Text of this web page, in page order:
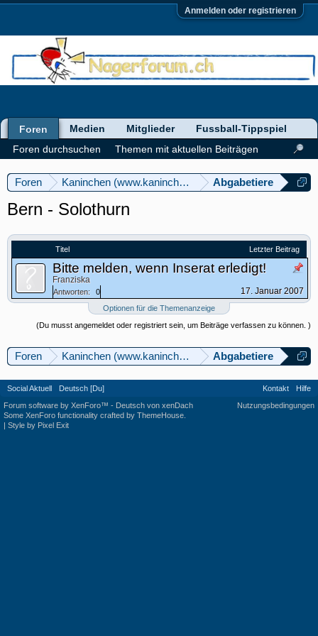
Anmelden oder registrieren
Foren Kaninchen (www.kaninchenforum.ch)Abgabetiere
Bern - Solothurn
Titel Letzter Beitrag
Bitte melden, wenn Inserat erledigt!
Franziska
Antworten: 0 17. Januar 2007
Optionen für die Themenanzeige
(Du musst angemeldet oder registriert sein, um Beiträge verfassen zu können. )
Foren Kaninchen (www.kaninchenforum.ch)Abgabetiere
Foren
Foren durchsuchen
Themen mit aktuellen Beiträgen
Medien Mitglieder Fussball-Tippspiel
Social Aktuell Deutsch [Du] Kontakt
Hilfe
Nutzungsbedingungen
Forum software by XenForo™ - Deutsch von xenDach
Some XenForo functionality crafted by ThemeHouse
| Style by Pixel Exit